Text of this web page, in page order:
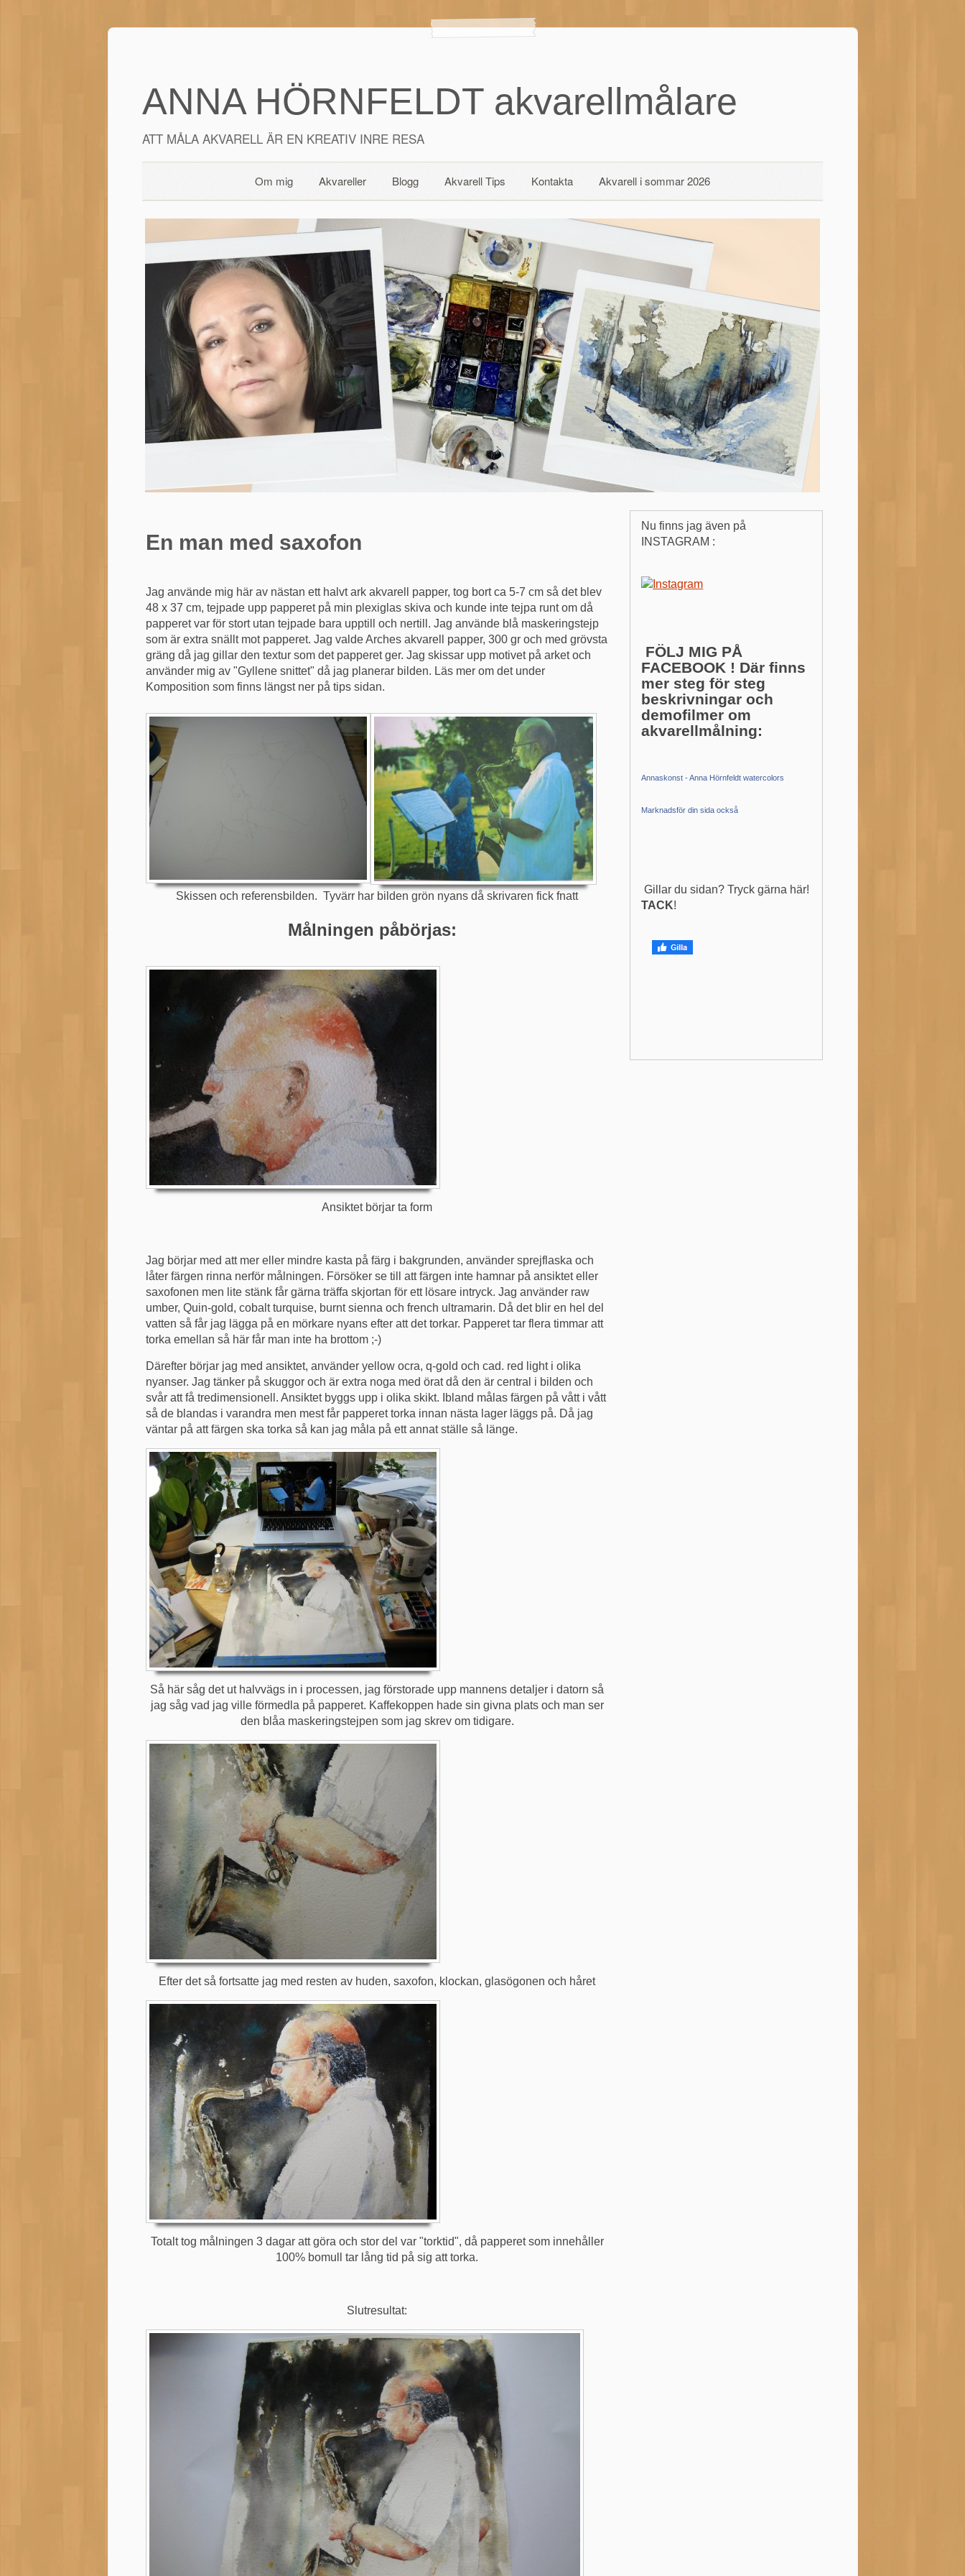
ANNA HÖRNFELDT akvarellmålare
ATT MÅLA AKVARELL ÄR EN KREATIV INRE RESA
Om mig Akvareller Blogg Akvarell Tips Kontakta Akvarell i sommar 2026
En man med saxofon
Jag använde mig här av nästan ett halvt ark akvarell papper, tog bort ca 5-7 cm så det blev
48 x 37 cm, tejpade upp papperet på min plexiglas skiva och kunde inte tejpa runt om då
papperet var för stort utan tejpade bara upptill och nertill. Jag använde blå maskeringstejp
som är extra snällt mot papperet. Jag valde Arches akvarell papper, 300 gr och med grövsta
gräng då jag gillar den textur som det papperet ger. Jag skissar upp motivet på arket och
använder mig av "Gyllene snittet" då jag planerar bilden. Läs mer om det under
Komposition som finns längst ner på tips sidan.
Skissen och referensbilden. Tyvärr har bilden grön nyans då skrivaren fick fnatt
Målningen påbörjas:
Ansiktet börjar ta form
Jag börjar med att mer eller mindre kasta på färg i bakgrunden, använder sprejflaska och
låter färgen rinna nerför målningen. Försöker se till att färgen inte hamnar på ansiktet eller
saxofonen men lite stänk får gärna träffa skjortan för ett lösare intryck. Jag använder raw
umber, Quin-gold, cobalt turquise, burnt sienna och french ultramarin. Då det blir en hel del
vatten så får jag lägga på en mörkare nyans efter att det torkar. Papperet tar flera timmar att
torka emellan så här får man inte ha brottom ;-)
Därefter börjar jag med ansiktet, använder yellow ocra, q-gold och cad. red light i olika
nyanser. Jag tänker på skuggor och är extra noga med örat då den är central i bilden och
svår att få tredimensionell. Ansiktet byggs upp i olika skikt. Ibland målas färgen på vått i vått
så de blandas i varandra men mest får papperet torka innan nästa lager läggs på. Då jag
väntar på att färgen ska torka så kan jag måla på ett annat ställe så länge.
Så här såg det ut halvvägs in i processen, jag förstorade upp mannens detaljer i datorn så
jag såg vad jag ville förmedla på papperet. Kaffekoppen hade sin givna plats och man ser
den blåa maskeringstejpen som jag skrev om tidigare.
Efter det så fortsatte jag med resten av huden, saxofon, klockan, glasögonen och håret
Totalt tog målningen 3 dagar att göra och stor del var "torktid", då papperet som innehåller
100% bomull tar lång tid på sig att torka.
Slutresultat:
Nu finns jag även på
INSTAGRAM :
FÖLJ MIG PÅ
FACEBOOK ! Där finns
mer steg för steg
beskrivningar och
demofilmer om
akvarellmålning:
Annaskonst - Anna Hörnfeldt watercolors
Marknadsför din sida också
Gillar du sidan? Tryck gärna här!
TACK!